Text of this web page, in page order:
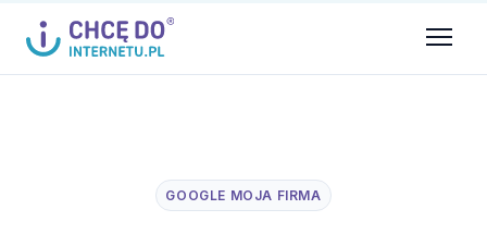
GOOGLE MOJA FIRMA